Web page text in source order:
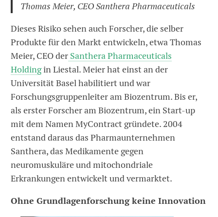
Thomas Meier, CEO Santhera Pharmaceuticals
Dieses Risiko sehen auch Forscher, die selber
Produkte für den Markt entwickeln, etwa Thomas
Meier, CEO der Santhera Pharmaceuticals
Holdingin Liestal. Meier hat einst an der
Universität Basel habilitiert und war
Forschungsgruppenleiter am Biozentrum. Bis er,
als erster Forscher am Biozentrum, ein Start-up
mit dem Namen MyContract gründete. 2004
entstand daraus das Pharmaunternehmen
Santhera, das Medikamente gegen
neuromuskuläre und mitochondriale
Erkrankungen entwickelt und vermarktet.
Ohne Grundlagenforschung keine Innovation